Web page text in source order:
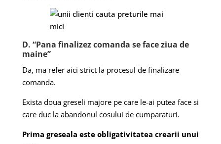
D. “Pana finalizez comanda se face ziua de
maine”
Da, ma refer aici strict la procesul de finalizare
comanda.
Exista doua greseli majore pe care le-ai putea face si
care duc la abandonul cosului de cumparaturi.
Prima greseala este obligativitatea crearii unui